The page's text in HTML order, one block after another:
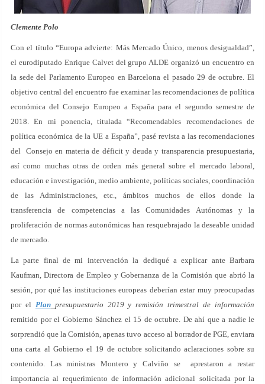
Clemente Polo
Con el título “Europa advierte: Más Mercado Único, menos desigualdad”,
el eurodiputado Enrique Calvet del grupo ALDE organizó un encuentro en
la sede del Parlamento Europeo en Barcelona el pasado 29 de octubre. El
objetivo central del encuentro fue examinar las recomendaciones de política
económica del Consejo Europeo a España para el segundo semestre de
2018. En mi ponencia, titulada “Recomendables recomendaciones de
política económica de la UE a España”, pasé revista a las recomendaciones
del Consejo en materia de déficit y deuda y transparencia presupuestaria,
así como muchas otras de orden más general sobre el mercado laboral,
educación e investigación, medio ambiente, políticas sociales, coordinación
de las Administraciones, etc., ámbitos muchos de ellos donde la
transferencia de competencias a las Comunidades Autónomas y la
proliferación de normas autonómicas han resquebrajado la deseable unidad
de mercado.
La parte final de mi intervención la dediqué a explicar ante Barbara
Kaufman, Directora de Empleo y Gobernanza de la Comisión que abrió la
sesión, por qué las instituciones europeas deberían estar muy preocupadas
por el Plan presupuestario 2019 y remisión trimestral de información
remitido por el Gobierno Sánchez el 15 de octubre. De ahí que a nadie le
sorprendió que la Comisión, apenas tuvo acceso al borrador de PGE, enviara
una carta al Gobierno el 19 de octubre solicitando aclaraciones sobre su
contenido. Las ministras Montero y Calviño se aprestaron a restar
importancia al requerimiento de información adicional solicitada por la